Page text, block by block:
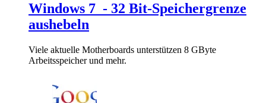
Windows 7 - 32 Bit-Speichergrenze
aushebeln
Viele aktuelle Motherboards unterstützen 8 GByte
Arbeitsspeicher und mehr.